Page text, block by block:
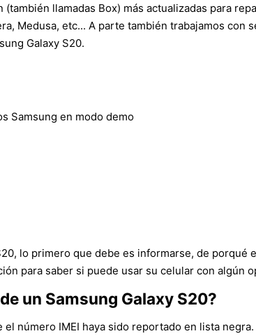
llamadas Box) más actualizadas para
Medusa, etc... A parte también trabajamos con
Galaxy S20.
Samsung en modo demo
lo primero que debe es informarse, de
para saber si puede usar su celular con algún
un Samsung Galaxy S20?
número IMEI haya sido reportado en lista negra.